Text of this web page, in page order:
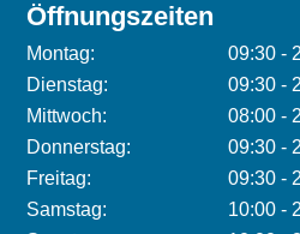
Öffnungszeiten
Montag:
09:30 -
Dienstag:
09:30 -
Mittwoch:
08:00 -
Donnerstag:
09:30 -
Freitag:
09:30 -
Samstag:
10:00 -